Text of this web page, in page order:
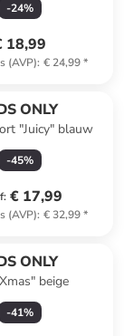
-24%
18,99
(AVP): € 24,99*
ONLY
"Juicy" blauw
-45%
: € 17,99
(AVP): € 32,99*
ONLY
beige
-41%